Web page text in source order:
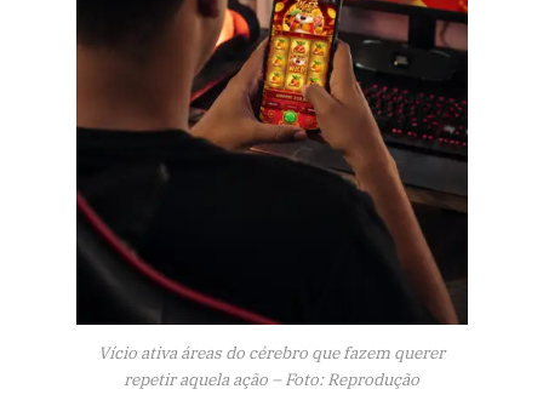
Vício ativa áreas do cérebro que fazem querer
repetir aquela ação – Foto: Reprodução